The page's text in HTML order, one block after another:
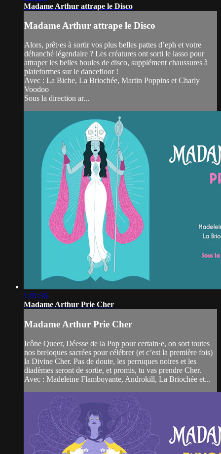
Madame Arthur attrape le Disco
Madame Arthur attrape le Disco
Alors, prêt·es à sortir vos plus belles pattes d’eph et votre
déhanché légendaire ? Les créatures ont sorti le lasso pour
attraper les belles boules de disco, supplément chaussures à
plateformes sur le dancefloor !
Avec : La Biche, La Briochée, Martin Poppins et Charly
Voodoo
Sous la direction ar...
1:01:36
Madame Arthur Prie Cher
Madame Arthur Prie Cher
Icône Queer, Déesse de la Pop pour certain·e, on sort toutes
nos breloques sacrées pour célébrer (et c’est la première fois)
la Divine Cher. Pas de doute, les perruques noires et les
diadèmes seront de sortie, et promis, tu vas prendre Cher.
Avec : Madeleine Flamboyante, Androkill, La Briochée et...